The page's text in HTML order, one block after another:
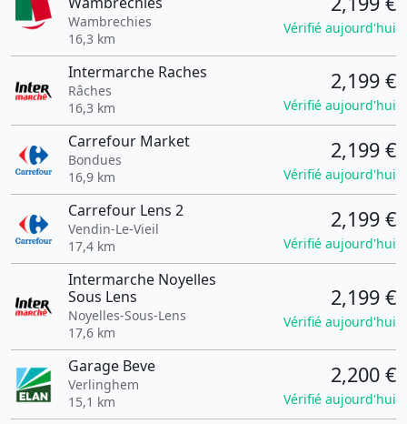
Wambrechies
16,3 km
Vérifié aujourd'hui
Intermarche Raches
Râches
16,3 km
2,199 €
Vérifié aujourd'hui
Carrefour Market
Bondues
16,9 km
2,199 €
Vérifié aujourd'hui
Carrefour Lens 2
Vendin-Le-Vieil
17,4 km
2,199 €
Vérifié aujourd'hui
Intermarche Noyelles
Sous Lens
Noyelles-Sous-Lens
17,6 km
2,199 €
Vérifié aujourd'hui
Garage Beve
Verlinghem
15,1 km
2,200 €
Vérifié aujourd'hui